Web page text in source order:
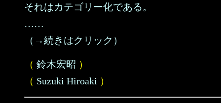
それはカテゴリー化である。
……
（→続きはクリック）
（ 鈴木宏昭 ）
（ Suzuki Hiroaki ）